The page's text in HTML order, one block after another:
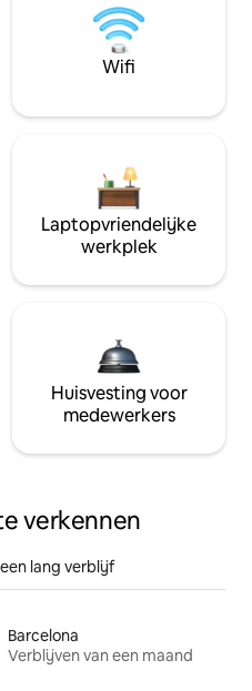
Wifi
Laptopvriendelijke
werkplek
Huisvesting voor
medewerkers
verkennen
lang verblijf
Barcelona
Verblijven van een maand